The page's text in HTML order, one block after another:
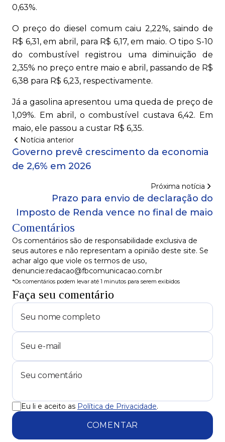
0,63%.
O preço do diesel comum caiu 2,22%, saindo de
R$ 6,31, em abril, para R$ 6,17, em maio. O tipo S-10
do combustível registrou uma diminuição de
2,35% no preço entre maio e abril, passando de R$
6,38 para R$ 6,23, respectivamente.
Já a gasolina apresentou uma queda de preço de
1,09%. Em abril, o combustível custava 6,42. Em
maio, ele passou a custar R$ 6,35.
Notícia anterior
Governo prevê crescimento da economia
de 2,6% em 2026
Próxima notícia
Prazo para envio de declaração do
Imposto de Renda vence no final de maio
Comentários
Os comentários são de responsabilidade exclusiva de
seus autores e não representam a opinião deste site. Se
achar algo que viole os termos de uso,
denuncie:redacao@fbcomunicacao.com.br
*Os comentários podem levar até 1 minutos para serem exibidos
Faça seu comentário
Eu li e aceito as Política de Privacidade.
COMENTAR